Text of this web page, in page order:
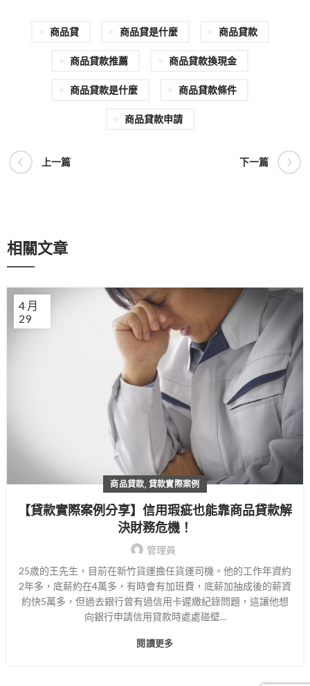
商品貸 商品貸是什麼 商品貸款
商品貸款推薦 商品貸款換現金
商品貸款是什麼 商品貸款條件
商品貸款申請
上一篇 下一篇
相關文章
29
4 月
商品貸款, 貸款實際案例
【貸款實際案例分享】信用瑕疵也能靠商品貸款解
決財務危機！
管理員
25歲的王先生，目前在新竹貨運擔任貨運司機。他的工作年資約
2年多，底薪約在4萬多，有時會有加班費，底薪加抽成後的薪資
約快5萬多，但過去銀行曾有過信用卡遲繳紀錄問題，這讓他想
向銀行申請信用貸款時處處碰壁...
閱讀更多